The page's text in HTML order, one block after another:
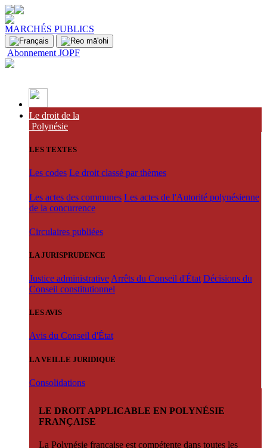
MARCHÉS PUBLICS
Abonnement JOPF
Le droit de la
Polynésie
LES TEXTES
Les codes Le droit classé par thèmes
Les actes des communes Les actes de l'Autorité polynésienne
de la concurrence
Circulaires publiées
LA JURISPRUDENCE
Justice administrative Arrêts du Conseil d'État Décisions du
Conseil constitutionnel
LES AVIS
Avis du Conseil d'État
LA VEILLE JURIDIQUE
Consolidations
LE DROIT APPLICABLE EN POLYNÉSIE
FRANÇAISE
La Polynésie française est compétente dans toutes les